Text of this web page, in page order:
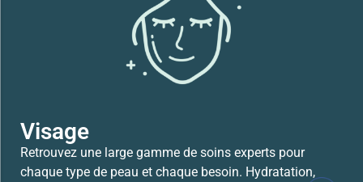
SVR XERIAL FISSURES ET CREVASSES
Visage
Retrouvez une large gamme de soins experts pour
chaque type de peau et chaque besoin. Hydratation,